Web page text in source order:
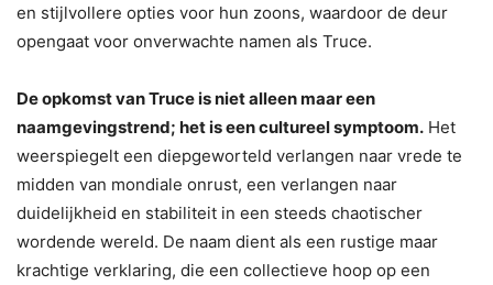
en stijlvollere opties voor hun zoons, waardoor de deur
opengaat voor onverwachte namen als Truce.
De opkomst van Truce is niet alleen maar een
naamgevingstrend; het is een cultureel symptoom. Het
weerspiegelt een diepgeworteld verlangen naar vrede te
midden van mondiale onrust, een verlangen naar
duidelijkheid en stabiliteit in een steeds chaotischer
wordende wereld. De naam dient als een rustige maar
krachtige verklaring, die een collectieve hoop op een